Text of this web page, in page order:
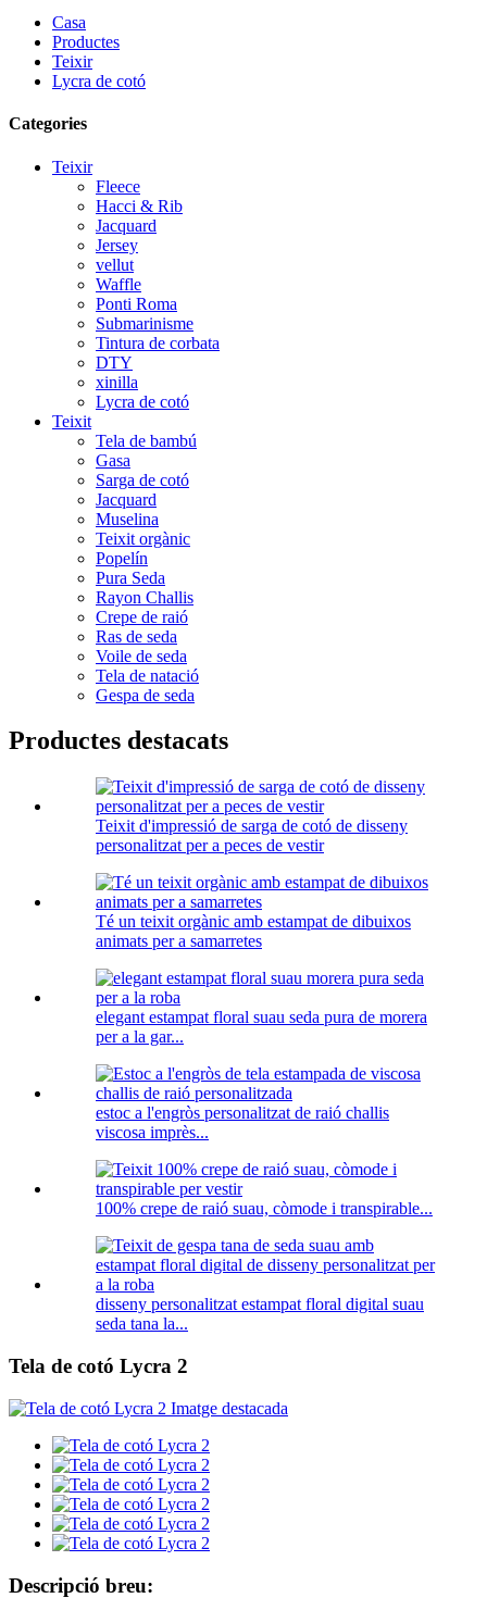
Casa
Productes
Teixir
Lycra de cotó
Categories
Teixir
Fleece
Hacci & Rib
Jacquard
Jersey
vellut
Waffle
Ponti Roma
Submarinisme
Tintura de corbata
DTY
xinilla
Lycra de cotó
Teixit
Tela de bambú
Gasa
Sarga de cotó
Jacquard
Muselina
Teixit orgànic
Popelín
Pura Seda
Rayon Challis
Crepe de raió
Ras de seda
Voile de seda
Tela de natació
Gespa de seda
Productes destacats
Teixit d'impressió de sarga de cotó de disseny
personalitzat per a peces de vestir
Té un teixit orgànic amb estampat de dibuixos
animats per a samarretes
elegant estampat floral suau seda pura de morera
per a la gar...
estoc a l'engròs personalitzat de raió challis
viscosa imprès...
100% crepe de raió suau, còmode i transpirable...
disseny personalitzat estampat floral digital suau
seda tana la...
Tela de cotó Lycra 2
Descripció breu: